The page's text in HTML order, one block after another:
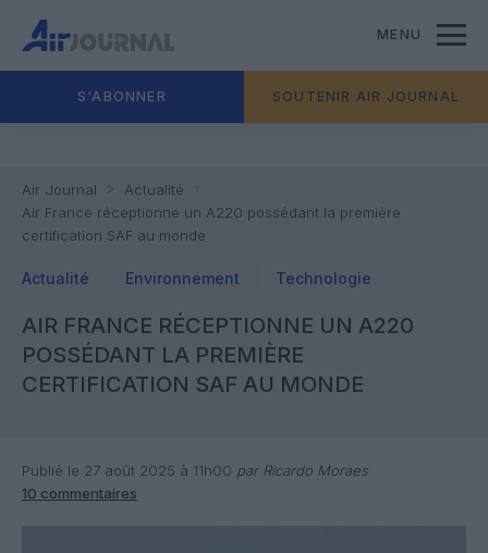
MENU
S'ABONNER SOUTENIR AIR JOURNAL
Air Journal
Actualité
Air France réceptionne un A220 possédant la première
certification SAF au monde
Actualité Environnement Technologie
AIR FRANCE RÉCEPTIONNE UN A220
POSSÉDANT LA PREMIÈRE
CERTIFICATION SAF AU MONDE
Publié le 27 août 2025 à 11h00 par Ricardo Moraes
10 commentaires